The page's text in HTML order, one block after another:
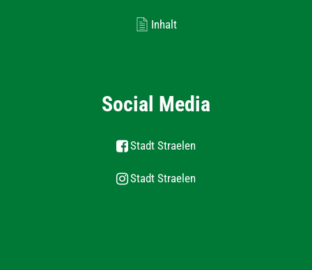
Inhalt
Social Media
Stadt Straelen
Stadt Straelen